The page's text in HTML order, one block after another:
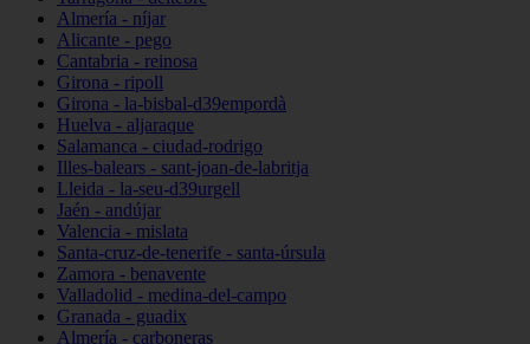
Almería - níjar
Alicante - pego
Cantabria - reinosa
Girona - ripoll
Girona - la-bisbal-d39empordà
Huelva - aljaraque
Salamanca - ciudad-rodrigo
Illes-balears - sant-joan-de-labritja
Lleida - la-seu-d39urgell
Jaén - andújar
Valencia - mislata
Santa-cruz-de-tenerife - santa-úrsula
Zamora - benavente
Valladolid - medina-del-campo
Granada - guadix
Almería - carboneras